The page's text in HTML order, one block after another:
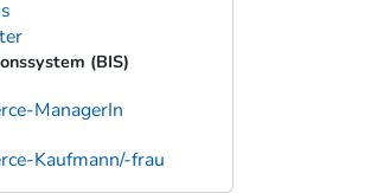
(BIS)
ManagerIn
Kaufmann/-frau